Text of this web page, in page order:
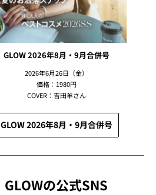
GLOW 2026年8月・9月合併号
2026年6月26日（金）
価格：1980円
COVER：吉田羊さん
GLOW 2026年8月・9月合併号
GLOWの公式SNS